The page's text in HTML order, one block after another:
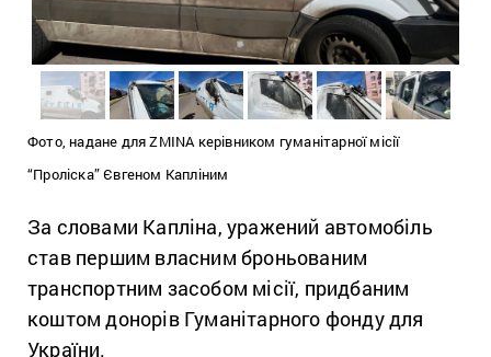
Фото, надане для ZMINA керівником гуманітарної місії
“Проліска” Євгеном Капліним
За словами Капліна, уражений автомобіль
став першим власним броньованим
транспортним засобом місії, придбаним
коштом донорів Гуманітарного фонду для
України.